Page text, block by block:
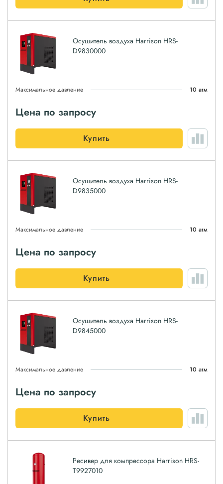
Осушитель воздуха Harrison HRS-
D9830000
Максимальное давление 10 атм
Цена по запросу
Купить
Осушитель воздуха Harrison HRS-
D9835000
Максимальное давление 10 атм
Цена по запросу
Купить
Осушитель воздуха Harrison HRS-
D9845000
Максимальное давление 10 атм
Цена по запросу
Купить
Ресивер для компрессора Harrison HRS-
T9927010